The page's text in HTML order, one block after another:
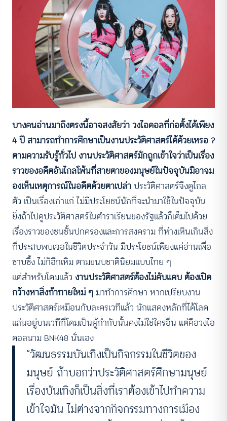
บางคนอ่านมาถึงตรงนี้อาจสงสัยว่า วงไอดอลที่ก่อตั้งได้เพียง
4 ปี สามารถทำการศึกษาเป็นงานประวัติศาสตร์ได้ด้วยเหรอ ?
ตามความรับรู้ทั่วไป งานประวัติศาสตร์มักถูกเข้าใจว่าเป็นเรื่อง
ราวของอดีตอันไกลโพ้นที่สายตาของมนุษย์ในปัจจุบันมิอาจม
องเห็นเหตุการณ์ในอดีตด้วยตาเปล่าประวัติศาสตร์จึงดูไกล
ตัว เป็นเรื่องเก่าแก่ ไม่มีประโยชน์นักที่จะนำมาใช้ในปัจจุบัน
ยิ่งถ้าไปดูประวัติศาสตร์ในตำราเรียนของรัฐแล้วก็เต็มไปด้วย
เรื่องราวของชนชั้นปกครองและการสงคราม ที่ห่างเหินเกินสิ่ง
ที่ประสบพบเจอในชีวิตประจำวัน มีประโยชน์เพียงแค่อ่านเพื่อ
ซาบซึ้ง ไม่ก็ฮึกเหิม ตามขนบชาตินิยมแบบไทย ๆ
แต่สำหรับโดมแล้ว งานประวัติศาสตร์ต้องไม่คับแคบ ต้องเปิด
กว้างหาสิ่งท้าทายใหม่ ๆ มาทำการศึกษา หากเปรียบงาน
ประวัติศาสตร์เหมือนกับละครเวทีแล้ว นักแสดงหลักที่ได้โลด
แล่นอยู่บนเวทีที่โดมเป็นผู้กำกับนั้นคงไม่ใช่ใครอื่น แต่คือวงไอ
ดอลนาม BNK48 นั่นเอง
“วัฒนธรรมบันเทิงเป็นกิจกรรมในชีวิตของ
มนุษย์ ถ้าบอกว่าประวัติศาสตร์ศึกษามนุษย์
เรื่องบันเทิงก็เป็นสิ่งที่เราต้องเข้าไปทำความ
เข้าใจมัน ไม่ต่างจากกิจกรรมทางการเมือง